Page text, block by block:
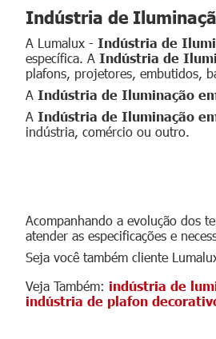
Indústria de
A Lumalux - Indústria de
específica. A Indústria de
plafons, projetores, embutidos,
A Indústria de Iluminação
A Indústria de Iluminação
indústria, comércio ou outro.
Acompanhando a evolução dos
atender as especificações e
Seja você também cliente
Veja Também: indústria de
indústria de plafon